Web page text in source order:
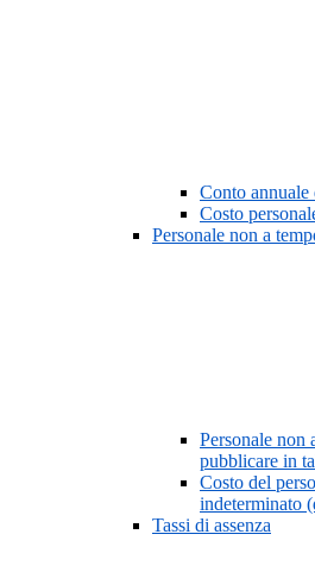
Conto annuale
Costo
Personale non a
Personale non
pubblicare in
Costo del
indeterminato
Tassi di assenza